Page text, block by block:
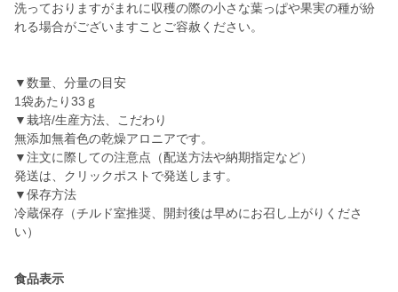
洗っておりますがまれに収穫の際の小さな葉っぱや果実の種が紛
れる場合がございますことご容赦ください。
▼数量、分量の目安
1袋あたり33ｇ
▼栽培/生産方法、こだわり
無添加無着色の乾燥アロニアです。
▼注文に際しての注意点（配送方法や納期指定など）
発送は、クリックポストで発送します。
▼保存方法
冷蔵保存（チルド室推奨、開封後は早めにお召し上がりくださ
食品表示